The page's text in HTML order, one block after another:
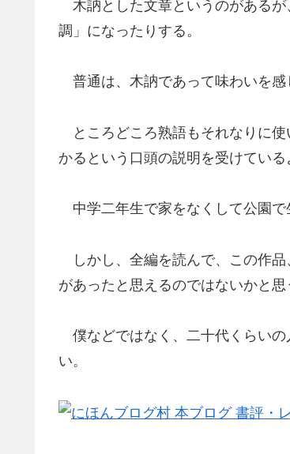
木訥とした文章というのがあるが
調」になったりする。
普通は、木訥であって味わいを感
ところどころ熟語もそれなりに使
かるという口頭の説明を受けてい
中学二年生で家をなくして公園で
しかし、全編を読んで、この作品
があったと思えるのではないかと思
僕などではなく、二十代くらいの
い。